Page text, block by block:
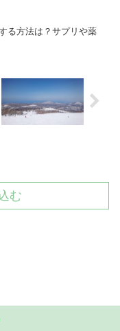
る方法は？サプリや薬
む